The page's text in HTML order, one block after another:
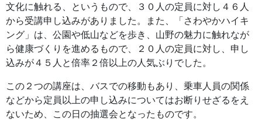
文化に触れる、というもので、３０人の定員に対し４６人
から受講申し込みがありました。また、「さわやかハイキ
ング」は、公園や低山などを歩き、山野の魅力に触れなが
ら健康づくりを進めるもので、２０人の定員に対し、申し
込みが４５人と倍率２倍以上の人気ぶりでした。
この２つの講座は、バスでの移動もあり、乗車人員の関係
などから定員以上の申し込みについてはお断りせざるをえ
ないため、この日の抽選会となったものです。